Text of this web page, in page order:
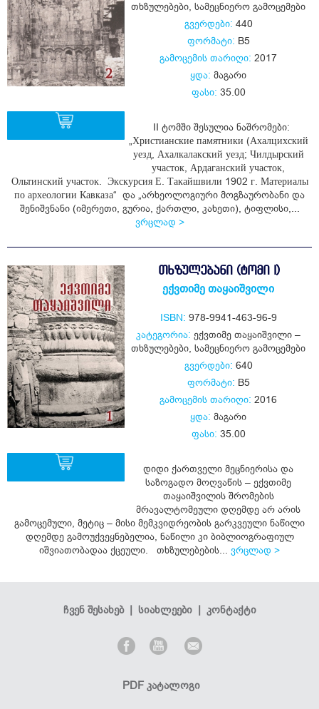
თხზულებები სამეცნიერო გამოცემები
გვერდები: 440
ფორმატი: B5
გამოცემის თარიღი: 2017
ყდა: მაგარი
ფასი: 35.00
II ტომში შესულია ნაშრომები:
„Христианские памятники (Ахалцихский
уезд, Ахалкалакский уезд; Чилдырский
участок, Ардаганский участок,
Ольтинский участок. Экскурсия Е. Такайшвили 1902 г. Материалы
по археологии Кавказа“ და „არხეოლოგიური მოგზაურობანი და
შენიშვნანი (იმერეთი, გურია, ქართლი, კახეთი), ტიფლისი,...
ვრცლად >
ᲗᲮᲖᲣᲚᲔᲑᲐᲜᲘ (ᲢᲝᲛᲘ I)
ექვთიმე თაყაიშვილი
ISBN: 978-9941-463-96-9
კატეგორია: ექვთიმე თაყაიშვილი –
თხზულებები სამეცნიერო გამოცემები
გვერდები: 640
ფორმატი: B5
გამოცემის თარიღი: 2016
ყდა: მაგარი
ფასი: 35.00
დიდი ქართველი მეცნიერისა და
საზოგადო მოღვაწის – ექვთიმე
თაყაიშვილის შრომების
მრავალტომეული დღემდე არ არის
გამოცემული, მეტიც – მისი მემკვიდრეობის გარკვეული ნაწილი
დღემდე გამოუქვეყნებელია, ნაწილი კი ბიბლიოგრაფიულ
იშვიათობადაა ქცეული. თხზულებების... ვრცლად >
ჩვენ შესახებ| სიახლეები| კონტაქტი
PDF კატალოგი